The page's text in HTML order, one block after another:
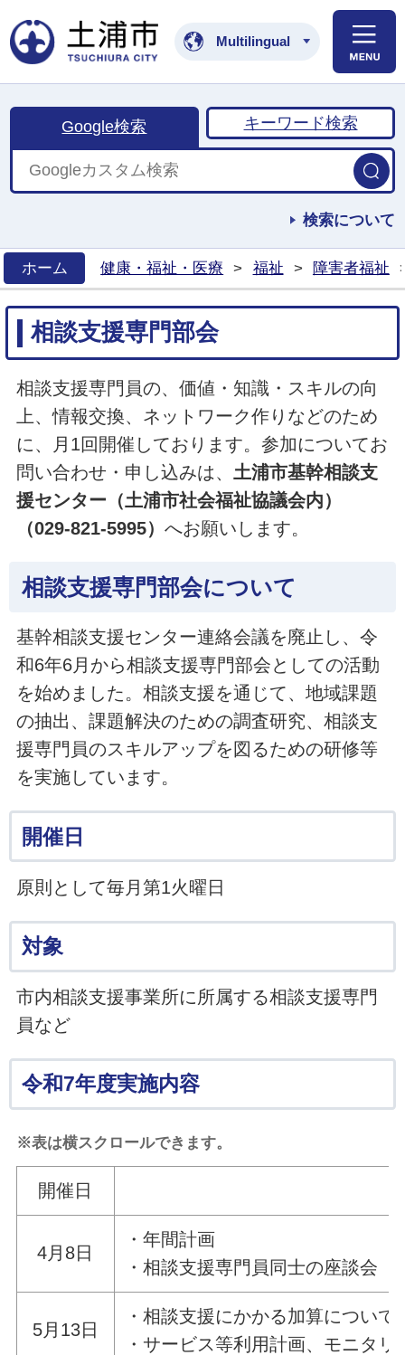
土浦市公式ホームペ
Multilingual
Google検索 キーワード検索
検索について
ホーム
健康・福祉・医療 > 福祉 > 障害者福祉
相談支援専門部会
相談支援専門員の、価値・知識・スキルの向
上、情報交換、ネットワーク作りなどのため
に、月1回開催しております。参加についてお
問い合わせ・申し込みは、 土浦市基幹相談支
援センター（土浦市社会福祉協議会内）
（029-821-5995） へお願いします。
相談支援専門部会について
基幹相談支援センター連絡会議を廃止し、令
和6年6月から相談支援専門部会としての活動
を始めました。相談支援を通じて、地域課題
の抽出、課題解決のための調査研究、相談支
援専門員のスキルアップを図るための研修等
を実施しています。
開催日
原則として毎月第1火曜日
対象
市内相談支援事業所に所属する相談支援専門
員など
令和7年度実施内容
※表は横スクロールできます。
開催日
4月8日
・年間計画
・相談支援専門員同士の座談会
5月13日
・相談支援にかかる加算について
・サービス等利用計画、モニタリ